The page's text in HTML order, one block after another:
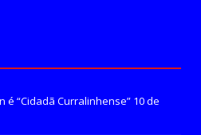
“Cidadã Curralinhense” 10 de